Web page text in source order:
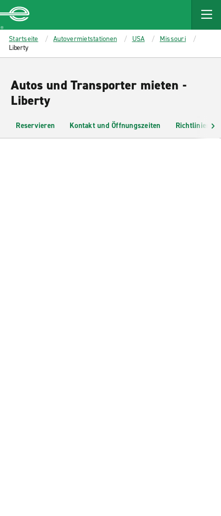
MAIN
CONTENT
Enterprise
Startseite Autovermietstationen USA
Missouri
Liberty
Autos und Transporter mieten -
Liberty
Reservieren Kontakt und Öffnungszeiten Richtlinien